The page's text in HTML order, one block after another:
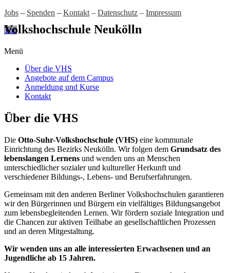
Jobs – Spenden – Kontakt – Datenschutz – Impressum
Top
Volkshochschule Neukölln
Menü
Über die VHS
Angebote auf dem Campus
Anmeldung und Kurse
Kontakt
Über die VHS
Die Otto-Suhr-Volkshochschule (VHS) eine kommunale
Einrichtung des Bezirks Neukölln. Wir folgen dem Grundsatz des
lebenslangen Lernens und wenden uns an Menschen
unterschiedlicher sozialer und kultureller Herkunft und
verschiedener Bildungs-, Lebens- und Berufserfahrungen.
Gemeinsam mit den anderen Berliner Volkshochschulen garantieren
wir den Bürgerinnen und Bürgern ein vielfältiges Bildungsangebot
zum lebensbegleitenden Lernen. Wir fördern soziale Integration und
die Chancen zur aktiven Teilhabe an gesellschaftlichen Prozessen
und an deren Mitgestaltung.
Wir wenden uns an alle interessierten Erwachsenen und an
Jugendliche ab 15 Jahren.